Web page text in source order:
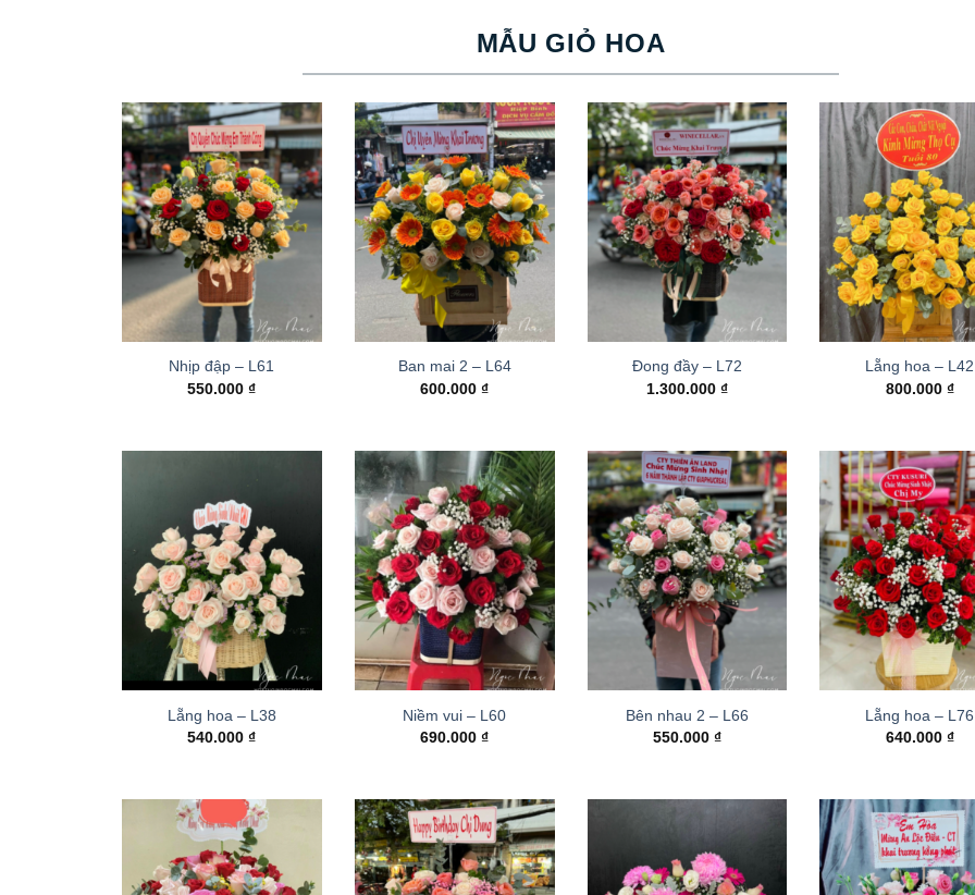
MẪU GIỎ HOA
Nhịp đập – L61
550.000₫
Ban mai 2 – L64
600.000₫
Đong đầy – L72
1.300.000 ₫
Lẵng hoa – L42
800.000 ₫
Lẵng hoa – L38
540.000₫
Niềm vui – L60
690.000₫
Bên nhau 2 – L66
550.000 ₫
Lẵng hoa – L76
640.000 ₫